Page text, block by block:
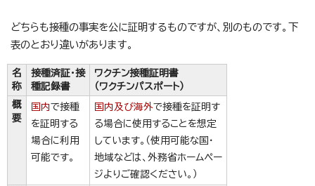
どちらも接種の事実を公に証明するものですが、別のものです。下
表のとおり違いがあります。
名
称
接種済証・接
種記録書
ワクチン接種証明書
（ワクチンパスポート）
概
要
国内で接種
を証明する
場合に利用
可能です。
国内及び海外で接種を証明す
る場合に使用することを想定
しています。（使用可能な国・
地域などは、外務省ホームペー
ジよりご確認ください。）